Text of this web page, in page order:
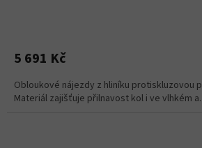
5 691 Kč
Obloukové nájezdy z hliníku protiskluzovou
Materiál zajišťuje přilnavost kol i ve vlhkém